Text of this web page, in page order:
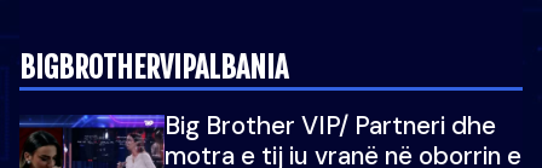
BIGBROTHERVIPALBANIA
Big Brother VIP/ Partneri dhe
motra e tij iu vranë në oborrin e